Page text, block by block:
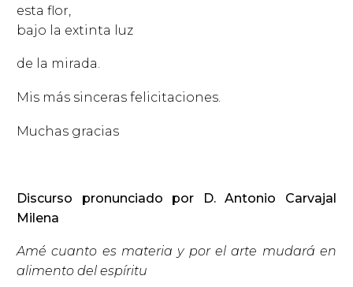
esta flor,
bajo la extinta luz
de la mirada.
Mis más sinceras felicitaciones.
Muchas gracias
Discurso pronunciado por D. Antonio Carvajal
Milena
Amé cuanto es materia y por el arte mudará en
alimento del espíritu